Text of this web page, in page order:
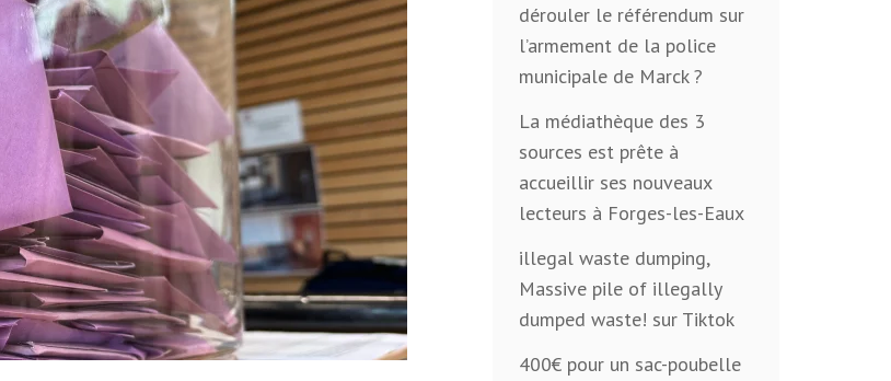
dérouler le référendum sur
l’armement de la police
municipale de Marck ?
La médiathèque des 3
sources est prête à
accueillir ses nouveaux
lecteurs à Forges-les-Eaux
illegal waste dumping,
Massive pile of illegally
dumped waste! sur Tiktok
400€ pour un sac-poubelle